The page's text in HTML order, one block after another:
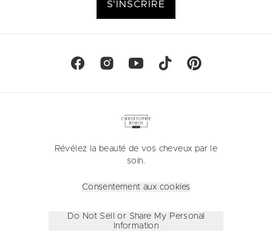
S'INSCRIRE
Révélez la beauté de vos cheveux par le
soin.
Consentement aux cookies
Do Not Sell or Share My Personal
Information